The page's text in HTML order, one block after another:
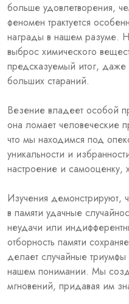
больше удовлетворения,
феномен трактуется
награды в нашем разуме.
выброс химического
предсказуемый итог,
больших стараний.
Везение владеет особой
она ломает человеческие
что мы находимся под
уникальности и
настроение и самооценку,
Изучения демонстрируют,
в памяти удачные
неудачи или
отборность памяти
делает случайные
нашем понимании. Мы
мгновений, придавая им